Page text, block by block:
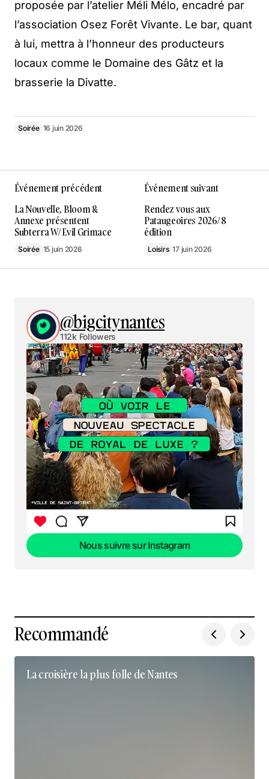
proposée par l’atelier Méli Mélo, encadré par
l’association Osez Forêt Vivante. Le bar, quant
à lui, mettra à l’honneur des producteurs
locaux comme le Domaine des Gâtz et la
brasserie la Divatte.
Soirée 16 juin 2026
Événement précédent
La Nouvelle, Bloom &
Annexe présentent
Subterra W/ Evil Grimace
Soirée 15 juin 2026
Événement suivant
Rendez vous aux
Pataugeoires 2026/ 8
édition
Loisirs 17 juin 2026
@bigcitynantes
112k Followers
Nous suivre sur Instagram
Recommandé
La croisière la plus folle de Nantes